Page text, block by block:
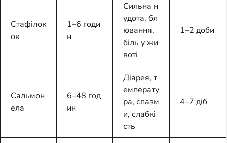
Стафілок
ок
1–6 годи
н
Сильна н
удота, бл
ювання,
біль у жи
воті
1–2 доби
Сальмон
ела
6–48 год
ин
Діарея, т
емперату
ра, спазм
и, слабкі
сть
4–7 діб